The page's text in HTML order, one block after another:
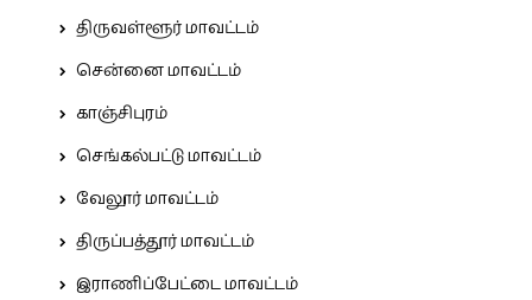
திருவள்ளூர் மாவட்டம்
சென்னை மாவட்டம்
காஞ்சிபுரம்
செங்கல்பட்டு மாவட்டம்
வேலூர் மாவட்டம்
திருப்பத்தூர் மாவட்டம்
இராணிப்பேட்டை மாவட்டம்